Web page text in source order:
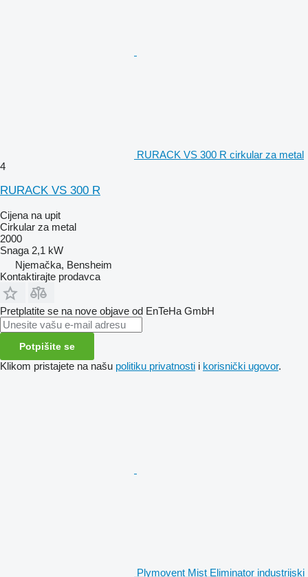
RURACK VS 300 R cirkular za metal
4
RURACK VS 300 R
Cijena na upit
Cirkular za metal
2000
Snaga 2,1 kW
Njemačka, Bensheim
Kontaktirajte prodavca
Pretplatite se na nove objave od EnTeHa GmbH
Potpišite se
Klikom pristajete na našu politiku privatnosti i korisnički ugovor.
Plymovent Mist Eliminator industrijski